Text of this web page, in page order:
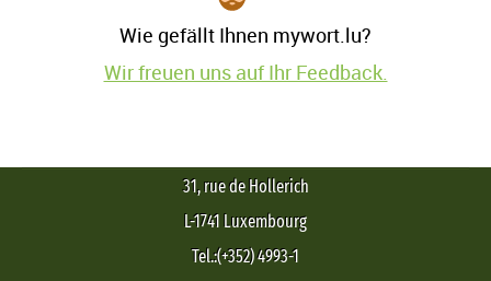
Wie gefällt Ihnen mywort.lu?
Wir freuen uns auf Ihr Feedback.
31, rue de Hollerich
L-1741 Luxembourg
Tel.:(+352) 4993-1